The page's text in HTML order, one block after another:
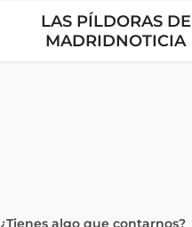
LAS PÍLDORAS DE
MADRIDNOTICIA
¿Tienes algo que contarnos?